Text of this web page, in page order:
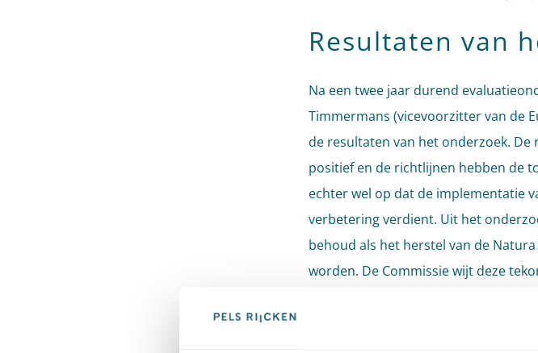
Resultaten van
Na een twee jaar durend
Timmermans (vicevoorzitter van de
de resultaten van het onderzoek.
positief en de richtlijnen hebben de
echter wel op dat de implementatie
verbetering verdient. Uit het
behoud als het herstel van de
worden. De Commissie wijt deze